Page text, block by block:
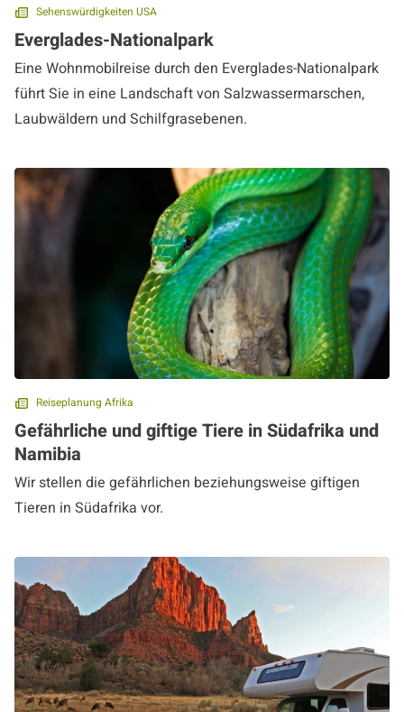
Sehenswürdigkeiten USA
Everglades-Nationalpark
Eine Wohnmobilreise durch den Everglades-Nationalpark
führt Sie in eine Landschaft von Salzwassermarschen,
Laubwäldern und Schilfgrasebenen.
Reiseplanung Afrika
Gefährliche und giftige Tiere in Südafrika und
Namibia
Wir stellen die gefährlichen beziehungsweise giftigen
Tieren in Südafrika vor.